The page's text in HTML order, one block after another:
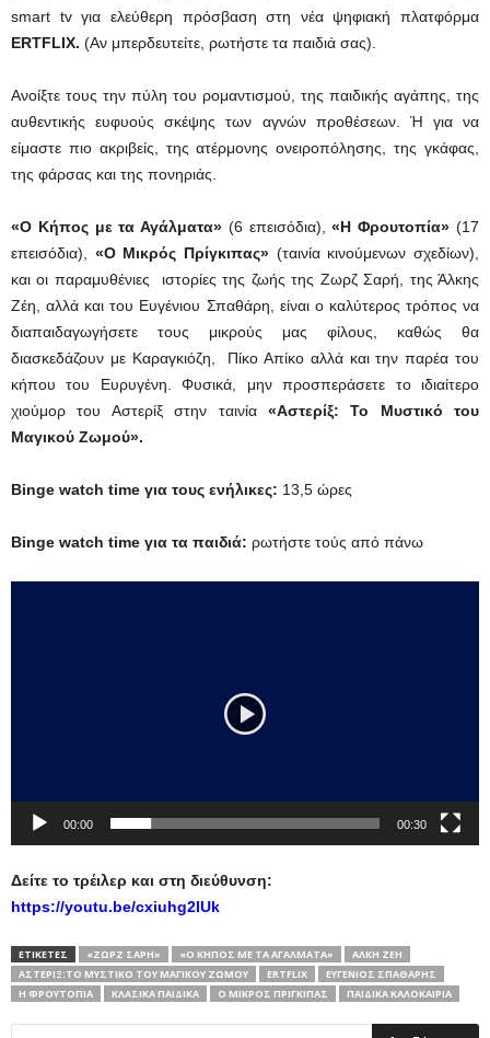
smart tv για ελεύθερη πρόσβαση στη νέα ψηφιακή πλατφόρμα
ERTFLIX. (Αν μπερδευτείτε, ρωτήστε τα παιδιά σας).
Ανοίξτε τους την πύλη του ρομαντισμού, της παιδικής αγάπης, της
αυθεντικής ευφυούς σκέψης των αγνών προθέσεων. Ή για να
είμαστε πιο ακριβείς, της ατέρμονης ονειροπόλησης, της γκάφας,
της φάρσας και της πονηριάς.
«Ο Κήπος με τα Αγάλματα» (6 επεισόδια),«Η Φρουτοπία»(17
επεισόδια), «Ο Μικρός Πρίγκιπας» (ταινία κινούμενων σχεδίων),
και οι παραμυθένιες ιστορίες της ζωής της Ζωρζ Σαρή, της Άλκης
Ζέη, αλλά και του Ευγένιου Σπαθάρη, είναι ο καλύτερος τρόπος να
διαπαιδαγωγήσετε τους μικρούς μας φίλους, καθώς θα
διασκεδάζουν με Καραγκιόζη, Πίκο Απίκο αλλά και την παρέα του
κήπου του Ευρυγένη. Φυσικά, μην προσπεράσετε το ιδιαίτερο
χιούμορ του Αστερίξ στην ταινία «Αστερίξ: Το Mυστικό του
Mαγικού Zωμού».
Binge watch time για τους ενήλικες: 13,5 ώρες
Binge watch time για τα παιδιά: ρωτήστε τούς από πάνω
00:00 00:30
Δείτε το τρέιλερ και στη διεύθυνση:
https://youtu.be/cxiuhg2IUk
ΕΤΙΚΕΤΕΣ «ΖΩΡΖ ΣΑΡΉ» «Ο ΚΉΠΟΣ ΜΕ ΤΑ ΑΓΆΛΜΑΤΑ»
ΆΛΚΗ ΖΈΗ
ΑΣΤΕΡΊΞ:ΤΟ MΥΣΤΙΚΌ ΤΟΥ MΑΓΙΚΟΎ ZΩΜΟΎ
ΕRTFLIX
ΕΥΓΈΝΙΟΣ ΣΠΑΘΆΡΗΣ
Η ΦΡΟΥΤΟΠΊΑ
ΚΛΑΣΙΚΆ ΠΑΙΔΙΚΆ Ο ΜΙΚΡΌΣ ΠΡΊΓΚΙΠΑΣ ΠΑΙΔΙΚΆ ΚΑΛΟΚΑΊΡΙΑ